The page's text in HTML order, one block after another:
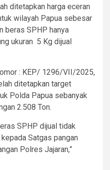
ditetapkan harga eceran
wilayah Papua sebesar
beras SPHP hanya
ukuran 5 Kg dijual
: KEP/ 1296/VII/2025,
ditetapkan target
Polda Papua sebanyak
2.508 Ton.
SPHP dijual tidak
Satgas pangan
Polres Jajaran,”